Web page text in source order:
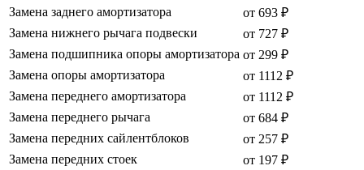
Замена заднего амортизатора
от 693 ₽
Замена нижнего рычага подвески
от 727 ₽
Замена подшипника опоры амортизатора от 299 ₽
Замена опоры амортизатора
от 1112 ₽
Замена переднего амортизатора
от 1112 ₽
Замена переднего рычага
от 684 ₽
Замена передних сайлентблоков
от 257 ₽
Замена передних стоек
от 197 ₽